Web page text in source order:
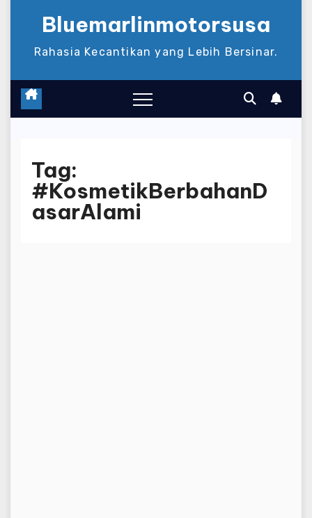
Bluemarlinmotorsusa
Rahasia Kecantikan yang Lebih Bersinar.
Tag:
#KosmetikBerbahanD
asarAlami